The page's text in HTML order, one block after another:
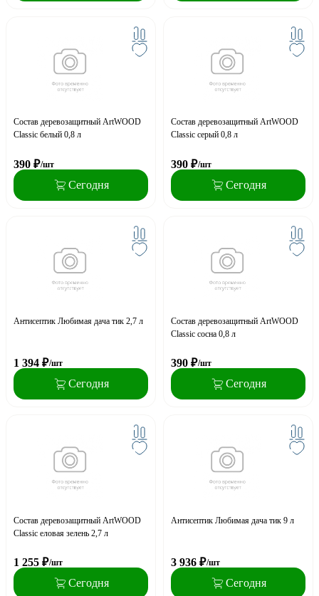
Состав деревозащитный ArtWOOD
Classic белый 0,8 л
390 ₽/шт
Сегодня
Состав деревозащитный ArtWOOD
Classic серый 0,8 л
390 ₽/шт
Сегодня
Антисептик Любимая дача тик 2,7 л
1 394 ₽/шт
Сегодня
Состав деревозащитный ArtWOOD
Classic сосна 0,8 л
390 ₽/шт
Сегодня
Состав деревозащитный ArtWOOD
Classic еловая зелень 2,7 л
1 255 ₽/шт
Сегодня
Антисептик Любимая дача тик 9 л
3 936 ₽/шт
Сегодня